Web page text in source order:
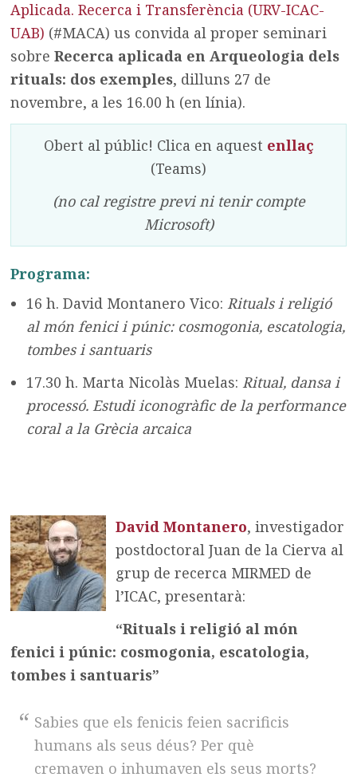
Aplicada. Recerca i Transferència (URV-ICAC-
UAB) (#MACA) us convida al proper seminari
sobreRecerca aplicada en Arqueologia dels
rituals: dos exemples, dilluns 27 de
novembre, a les 16.00 h (en línia).
Obert al públic! Clica en aquest enllaç
(Teams)
(no cal registre previ ni tenir compte
Microsoft)
Programa:
16 h. David Montanero Vico:Rituals i religió
al món fenici i púnic: cosmogonia, escatologia,
tombes i santuaris
17.30 h. Marta Nicolàs Muelas:Ritual, dansa i
processó. Estudi iconogràfic de la performance
coral a la Grècia arcaica
David Montanero, investigador
postdoctoral Juan de la Cierva al
grup de recerca MIRMED de
l’ICAC, presentarà:
“Rituals i religió al món
fenici i púnic: cosmogonia, escatologia,
tombes i santuaris”
Sabies que els fenicis feien sacrificis
humans als seus déus? Per què
cremaven o inhumaven els seus morts?